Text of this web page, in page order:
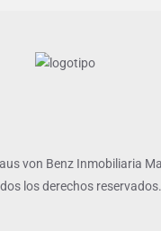
von Benz Inmobiliaria
los derechos reservados.